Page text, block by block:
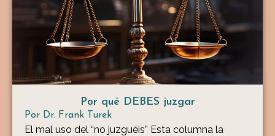
Por qué DEBES juzgar
Por Dr. Frank Turek
El mal uso del “no juzguéis” Esta columna la